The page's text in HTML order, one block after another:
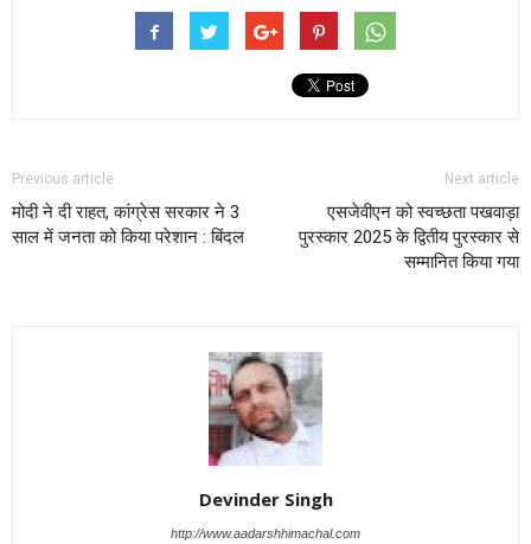
Previous article
मोदी ने दी राहत, कांग्रेस सरकार ने 3
साल में जनता को किया परेशान : बिंदल
Next article
एसजेवीएन को स्वच्छता पखवाड़ा
पुरस्कार 2025 के द्वितीय पुरस्कार से
सम्मानित किया गया
Devinder Singh
http://www.aadarshhimachal.com